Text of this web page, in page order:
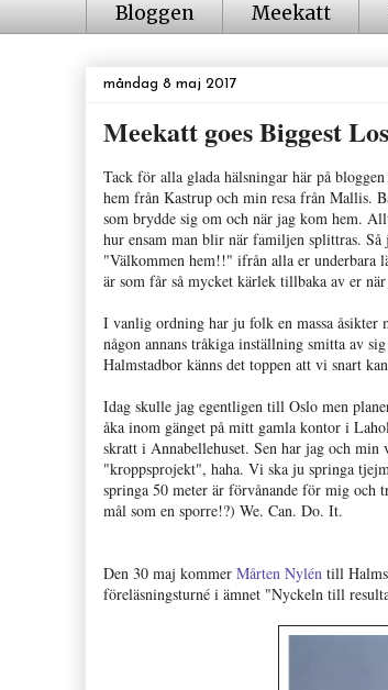
Bloggen Meekatt
måndag 8 maj 2017
Meekatt goes Biggest
Tack för alla glada hälsningar här på
hem från Kastrup och min resa från Mallis.
som brydde sig om och när jag kom hem.
hur ensam man blir när familjen splittras.
"Välkommen hem!!" ifrån alla er underbara
är som får så mycket kärlek tillbaka av er
I vanlig ordning har ju folk en massa åsikter
någon annans tråkiga inställning smitta av
Halmstadbor känns det toppen att vi snart
Idag skulle jag egentligen till Oslo men
åka inom gänget på mitt gamla kontor i
skratt i Annabellehuset. Sen har jag och
"kroppsprojekt", haha. Vi ska ju springa
springa 50 meter är förvånande för mig
mål som en sporre!?) We. Can. Do. It.
Den 30 maj kommer Mårten Nylén till
föreläsningsturné i ämnet "Nyckeln till